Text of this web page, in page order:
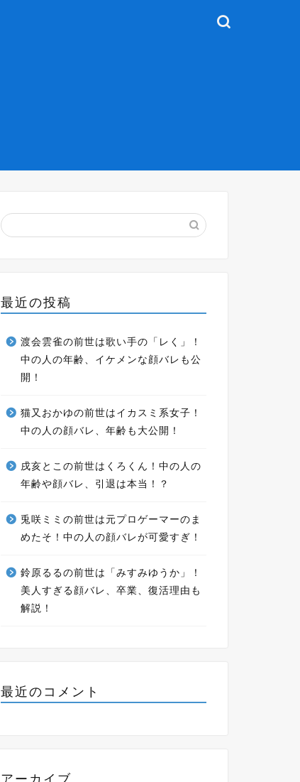
最近の投稿
渡会雲雀の前世は歌い手の「レく」！
中の人の年齢、イケメンな顔バレも公
開！
猫又おかゆの前世はイカスミ系女子！
中の人の顔バレ、年齢も大公開！
戌亥とこの前世はくろくん！中の人の
年齢や顔バレ、引退は本当！？
兎咲ミミの前世は元プロゲーマーのま
めたそ！中の人の顔バレが可愛すぎ！
鈴原るるの前世は「みすみゆうか」！
美人すぎる顔バレ、卒業、復活理由も
解説！
最近のコメント
アーカイブ